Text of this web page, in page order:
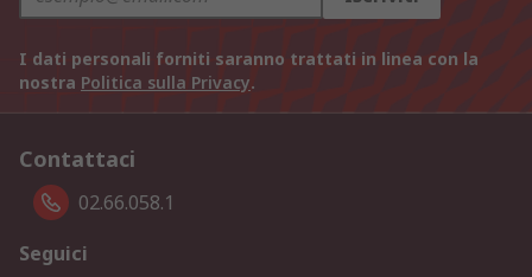
I dati personali forniti saranno trattati in linea con la
nostra Politica sulla Privacy.
Contattaci
02.66.058.1
Seguici